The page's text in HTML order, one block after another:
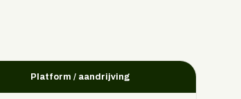
Platform / aandrijving